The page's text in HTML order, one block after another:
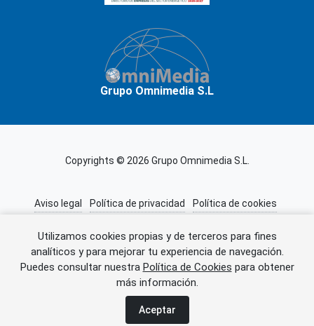
Utilizamos cookies propias y de terceros para fines
analíticos y para mejorar tu experiencia de navegación.
Puedes consultar nuestra Política de Cookies para obtener
más información.
Aceptar
Error al cargar el anuncio.
Grupo Omnimedia S.L
Copyrights © 2026 Grupo Omnimedia S.L.
Aviso legal Política de privacidad
Política de cookies